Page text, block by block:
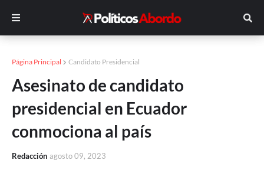
Página Principal Candidato Presidencial
Asesinato de candidato
presidencial en Ecuador
conmociona al país
Redacción agosto 09, 2023